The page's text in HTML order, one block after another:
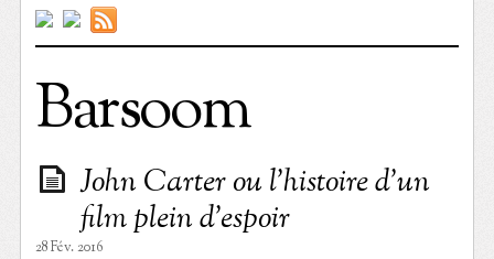
Barsoom
John Carter ou l’histoire d’un
film plein d’espoir
28 Fév. 2016